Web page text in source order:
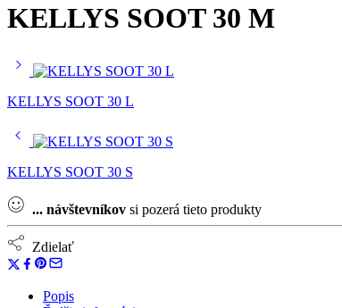
KELLYS SOOT 30 M
KELLYS SOOT 30 L
KELLYS SOOT 30 S
... návštevníkov si pozerá tieto produkty
Zdielať
Popis